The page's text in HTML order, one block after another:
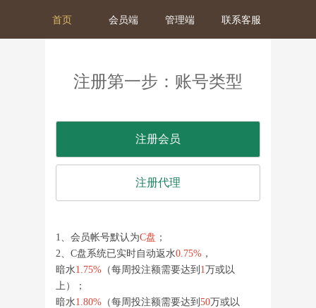
首页 会员端 管理端 联系客服
注册第一步：账号类型
注册会员
注册代理
1、会员帐号默认为C盘 ；
2、C盘系统已实时自动返水0.75% ，
暗水1.75% （每周投注额需要达到 1万或以
上）；
暗水1.80% （每周投注额需要达到 50万或以